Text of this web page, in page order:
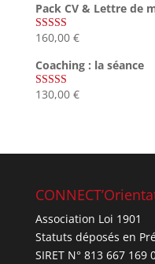
Pack CV & Lettre de
Note5.00
160,00 €
Coaching : la séance
Note4.67
130,00 €
Association Loi 1901
Statuts déposés en
SIRET N° 813 667 169